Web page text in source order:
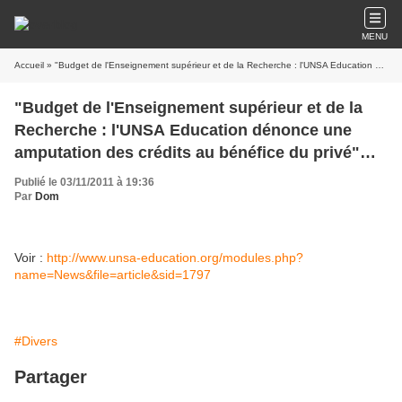
MENU
Accueil » "Budget de l'Enseignement supérieur et de la Recherche : l'UNSA Education dénonce une amputation des crédits au bénéfice du privé" (Communiqué UNSA Education 3 novembre 2011)
"Budget de l'Enseignement supérieur et de la
Recherche : l'UNSA Education dénonce une
amputation des crédits au bénéfice du privé"
(Communiqué UNSA Education 3 novembre
2011)
Publié le 03/11/2011 à 19:36
Par Dom
Voir : http://www.unsa-education.org/modules.php?
name=News&file=article&sid=1797
#Divers
Partager